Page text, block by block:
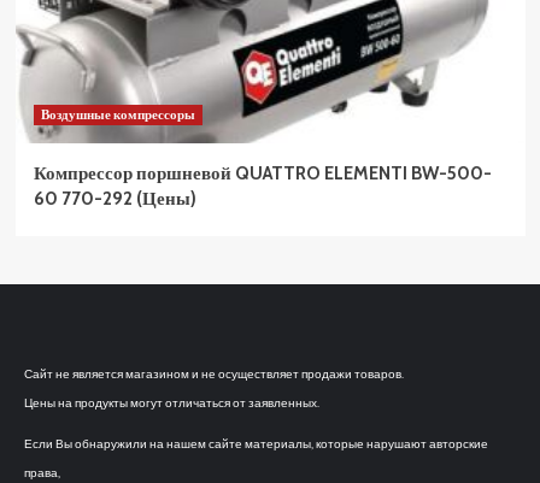
Воздушные компрессоры
Компрессор поршневой QUATTRO ELEMENTI BW-500-
60 770-292 (Цены)
Сайт не является магазином и не осуществляет продажи товаров.
Цены на продукты могут отличаться от заявленных.
Если Вы обнаружили на нашем сайте материалы, которые нарушают авторские
права,